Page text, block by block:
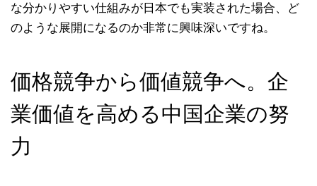
な分かりやすい仕組みが日本でも実装された場合、ど
のような展開になるのか非常に興味深いですね。
価格競争から価値競争へ。企
業価値を高める中国企業の努
力